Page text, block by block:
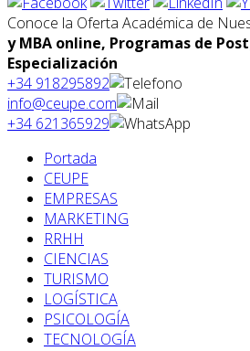
Conoce la Oferta Académica de
y MBA online, Programas de
Especialización
+34 918295892
info@ceupe.com
+34 621365929
Portada
CEUPE
EMPRESAS
MARKETING
RRHH
CIENCIAS
TURISMO
LOGÍSTICA
PSICOLOGÍA
TECNOLOGÍA